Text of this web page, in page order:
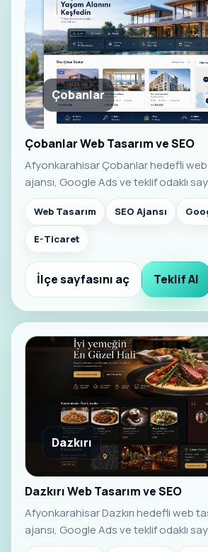
Çobanlar
Çobanlar Web Tasarım ve SEO
Afyonkarahisar Çobanlar hedefli web
ajansı, Google Ads ve teklif odaklı
Web Tasarım SEO Ajansı
E-Ticaret
İlçe sayfasını aç Teklif Al
Dazkırı
Dazkırı Web Tasarım ve SEO
Afyonkarahisar Dazkırı hedefli web
ajansı, Google Ads ve teklif odaklı